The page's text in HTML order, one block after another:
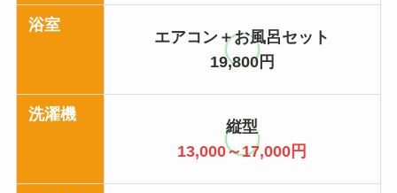
浴室
エアコン＋お風呂セット
19,800円
洗濯機
縦型
13,000～17,000円